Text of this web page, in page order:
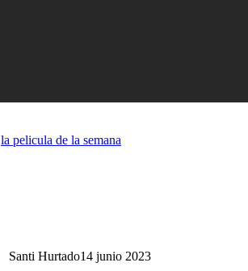
la pelicula de la semana
Santi Hurtado14 junio 2023